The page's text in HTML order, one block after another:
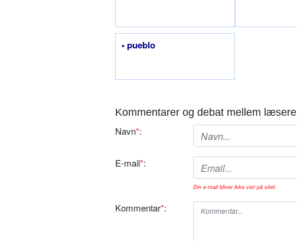
• pueblo
Kommentarer og debat mellem læsere
Navn*:
E-mail*:
Din e-mail bliver ikke vist på sitet.
Kommentar*: